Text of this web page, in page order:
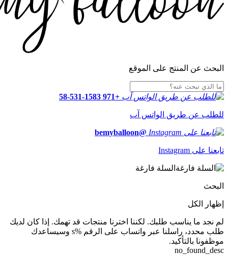
البحث عن المنتج على الموقع
+971 58-531-1583
للطلب عن طريق الواتس آب
@bemyballoon
تابعنا على Instagram
السلة فارغة
البحث
إظهار الكل
لم نجد ما يناسب طلبك. لكننا اخترنا منتجات قد تهمك. إذا كان لديك
طلب محدد، راسلنا عبر واتساب على الرقم %s وسيساعدك
موظفونا بالتأكيد.
no_found_desc